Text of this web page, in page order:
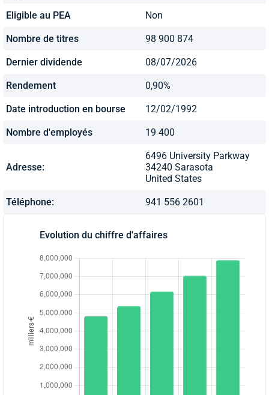
Eligible au PEA Non
Nombre de titres 98 900 874
Dernier dividende 08/07/2026
Rendement 0,90%
Date introduction en bourse 12/02/1992
Nombre d'employés 19 400
Adresse:
6496 University Parkway
34240 Sarasota
United States
Téléphone: 941 556 2601
Evolution du chiffre d'affaires